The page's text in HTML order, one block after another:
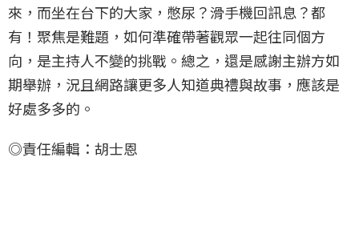
來，而坐在台下的大家，憋尿？滑手機回訊息？都
有！聚焦是難題，如何準確帶著觀眾一起往同個方
向，是主持人不變的挑戰。總之，還是感謝主辦方如
期舉辦，況且網路讓更多人知道典禮與故事，應該是
好處多多的。
◎責任編輯：胡士恩